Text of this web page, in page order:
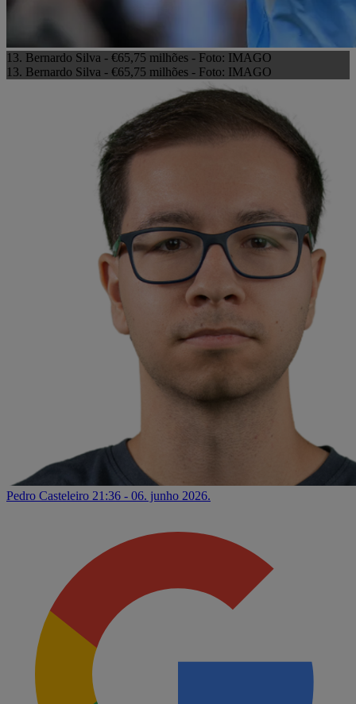
13. Bernardo Silva - €65,75 milhões - Foto: IMAGO
13. Bernardo Silva - €65,75 milhões - Foto: IMAGO
Pedro Casteleiro 21:36 - 06. junho 2026.